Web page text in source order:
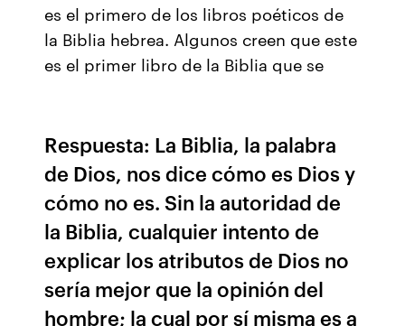
es el primero de los libros poéticos de
la Biblia hebrea. Algunos creen que este
es el primer libro de la Biblia que se
Respuesta: La Biblia, la palabra
de Dios, nos dice cómo es Dios y
cómo no es. Sin la autoridad de
la Biblia, cualquier intento de
explicar los atributos de Dios no
sería mejor que la opinión del
hombre; la cual por sí misma es a